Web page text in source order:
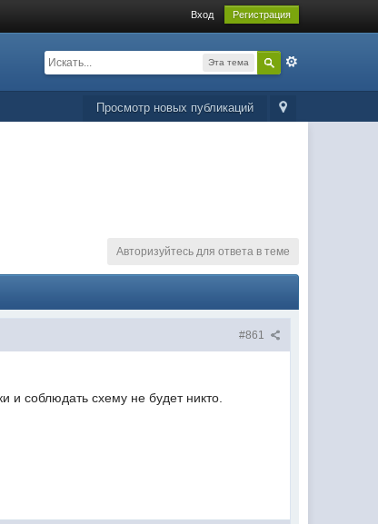
Вход Регистрация
Эта тема
Просмотр новых публикаций
Авторизуйтесь для ответа в теме
#861
и соблюдать схему не будет никто.